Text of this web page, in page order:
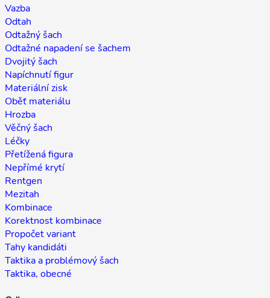
Vazba
Odtah
Odtažný šach
Odtažné napadení se šachem
Dvojitý šach
Napíchnutí figur
Materiální zisk
Oběť materiálu
Hrozba
Věčný šach
Léčky
Přetížená figura
Nepřímé krytí
Rentgen
Mezitah
Kombinace
Korektnost kombinace
Propočet variant
Tahy kandidáti
Taktika a problémový šach
Taktika, obecné